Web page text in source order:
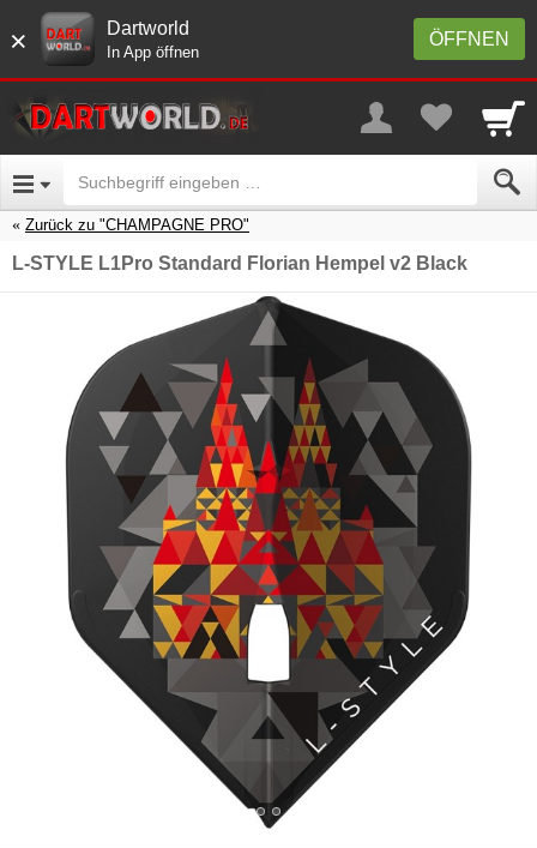
× ÖFFNEN
Dartworld
In App öffnen
Zurück zu "CHAMPAGNE PRO"
L-STYLE L1Pro Standard Florian Hempel v2 Black